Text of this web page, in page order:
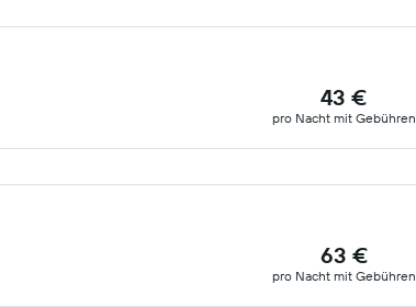
43 €
pro Nacht mit Gebühren
63 €
pro Nacht mit Gebühren